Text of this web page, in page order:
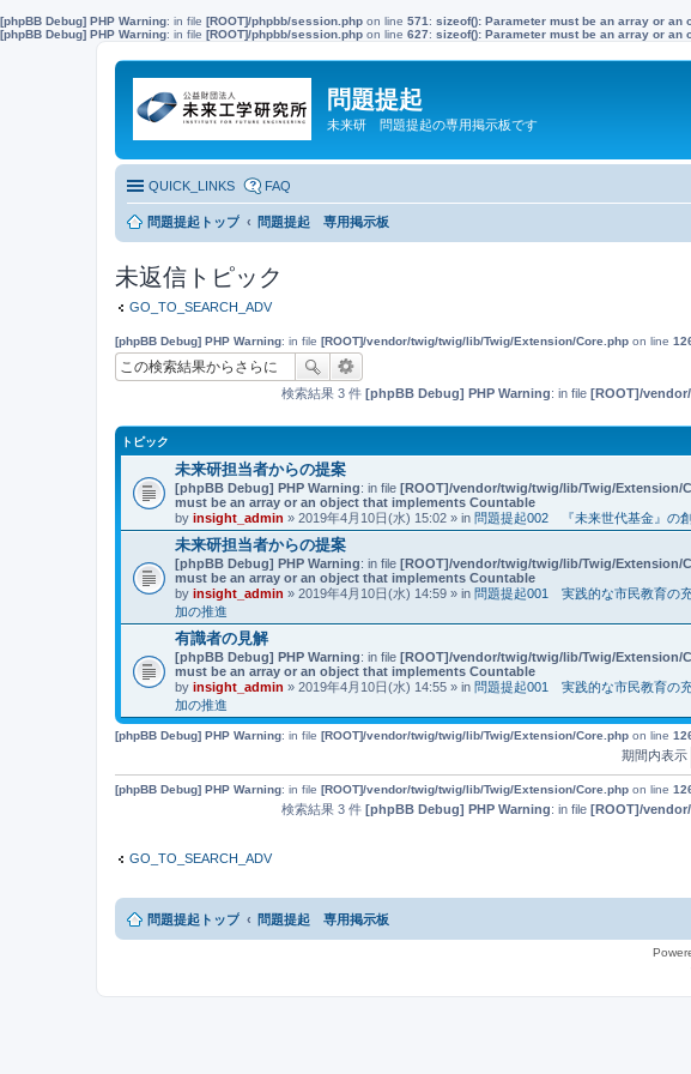
[phpBB Debug] PHP Warning: in file [ROOT]/phpbb/session.php on line 571 : sizeof(): Parameter must be an array or an
[phpBB Debug] PHP Warning: in file [ROOT]/phpbb/session.php on line 627: sizeof(): Parameter must be an array or an
問題提起
未来研 問題提起の専用掲示板です
QUICK_LINKS FAQ
問題提起トップ 問題提起 専用掲示板
未返信トピック
GO_TO_SEARCH_ADV
[phpBB Debug] PHP Warning: in file [ROOT]/vendor/twig/twig/lib/Twig/Extension/Core.php on line
検索結果 3 件 [phpBB Debug] PHP Warning: in file [ROOT]/
トピック
未来研担当者からの提案
[phpBB Debug] PHP Warning: in file [ROOT]/vendor/twig/twig/lib/Twig/Extension/
must be an array or an object that implements Countable
by insight_admin » 2019年4月10日(水) 15:02 » in 問題提起002 『未来世代基金』の
未来研担当者からの提案
[phpBB Debug] PHP Warning: in file [ROOT]/vendor/twig/twig/lib/Twig/Extension/
must be an array or an object that implements Countable
by insight_admin » 2019年4月10日(水) 14:59 » in 問題提起001 実践的な市民教育の
加の推進
有識者の見解
[phpBB Debug] PHP Warning: in file [ROOT]/vendor/twig/twig/lib/Twig/Extension/
must be an array or an object that implements Countable
by insight_admin » 2019年4月10日(水) 14:55 » in 問題提起001 実践的な市民教育の
加の推進
[phpBB Debug] PHP Warning: in file [ROOT]/vendor/twig/twig/lib/Twig/Extension/Core.php on line
期間内表示
[phpBB Debug] PHP Warning: in file [ROOT]/vendor/twig/twig/lib/Twig/Extension/Core.php on line
検索結果 3 件 [phpBB Debug] PHP Warning: in file [ROOT]/
GO_TO_SEARCH_ADV
問題提起トップ 問題提起 専用掲示板